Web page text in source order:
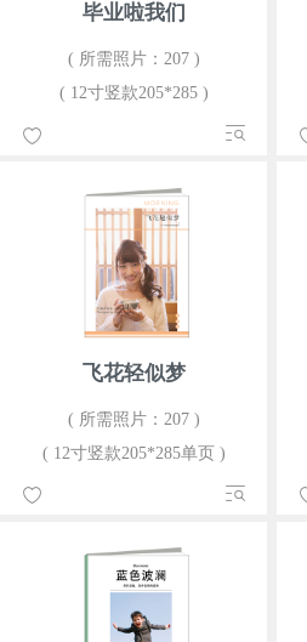
毕业啦我们
( 所需照片：207 )
( 12寸竖款205*285 )
飞花轻似梦
( 所需照片：207 )
( 12寸竖款205*285单页 )